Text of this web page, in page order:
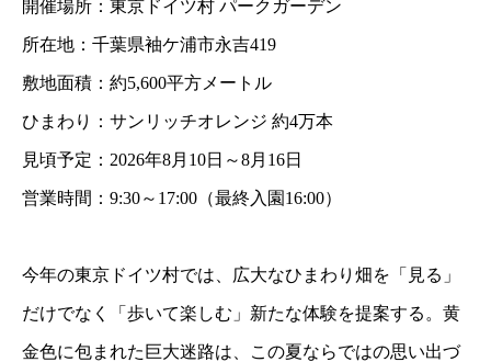
開催場所：東京ドイツ村 パークガーデン
所在地：千葉県袖ケ浦市永吉419
敷地面積：約5,600平方メートル
ひまわり：サンリッチオレンジ 約4万本
見頃予定：2026年8月10日～8月16日
営業時間：9:30～17:00（最終入園16:00）
今年の東京ドイツ村では、広大なひまわり畑を「見る」
だけでなく「歩いて楽しむ」新たな体験を提案する。黄
金色に包まれた巨大迷路は、この夏ならではの思い出づ